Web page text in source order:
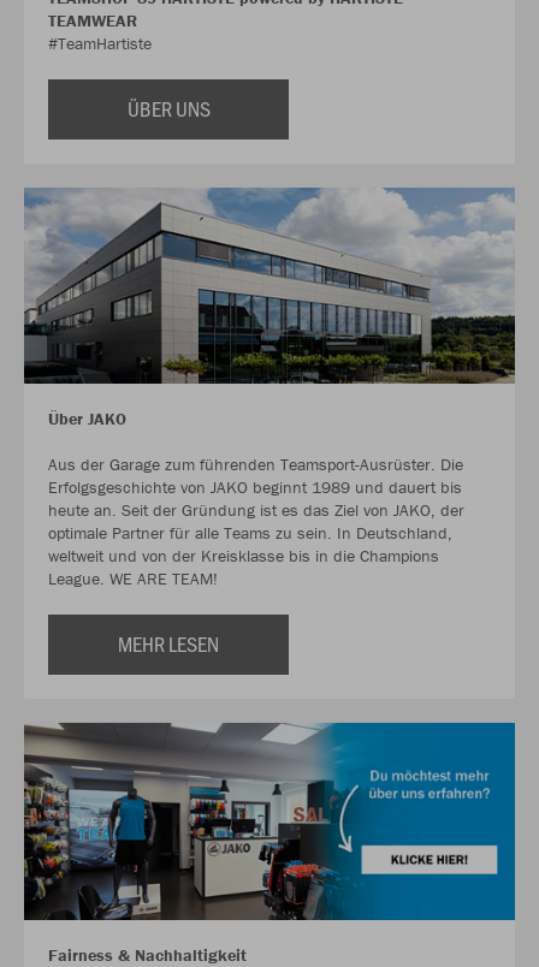
TEAMWEAR
#TeamHartiste
ÜBER UNS
Über JAKO
Aus der Garage zum führenden Teamsport-Ausrüster. Die
Erfolgsgeschichte von JAKO beginnt 1989 und dauert bis
heute an. Seit der Gründung ist es das Ziel von JAKO, der
optimale Partner für alle Teams zu sein. In Deutschland,
weltweit und von der Kreisklasse bis in die Champions
League. WE ARE TEAM!
MEHR LESEN
Fairness & Nachhaltigkeit